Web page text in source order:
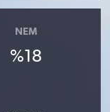
NEM
%18